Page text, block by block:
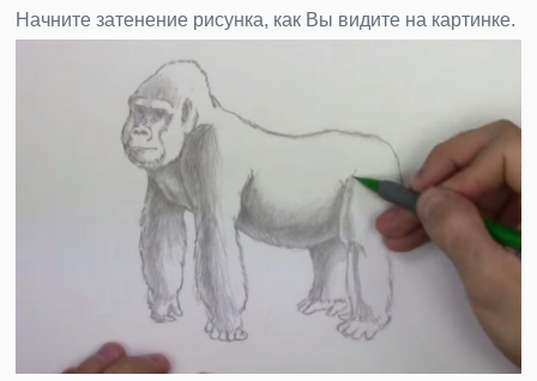
Начните затенение рисунка, как Вы видите на картинке.